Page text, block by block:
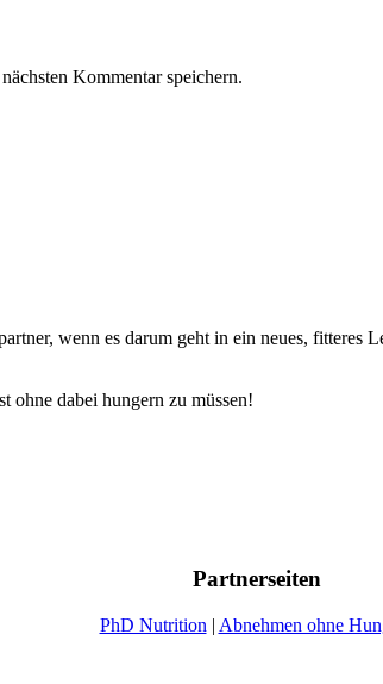
Kommentar speichern.
wenn es darum geht in ein neues,
ohne dabei hungern zu müssen!
Partnerseiten
PhD Nutrition | Abnehmen ohne